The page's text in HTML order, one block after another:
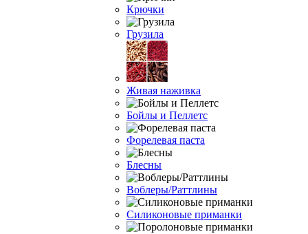
Крючки
Грузила
Живая наживка
Бойлы и Пеллетс
Форелевая паста
Блесны
Воблеры/Раттлины
Силиконовые приманки